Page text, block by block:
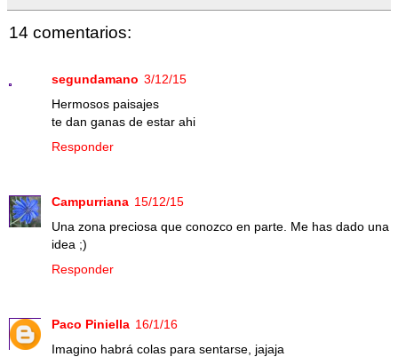
14 comentarios:
segundamano 3/12/15
Hermosos paisajes
te dan ganas de estar ahi
Responder
Campurriana 15/12/15
Una zona preciosa que conozco en parte. Me has dado una
idea ;)
Responder
Paco Piniella 16/1/16
Imagino habrá colas para sentarse, jajaja